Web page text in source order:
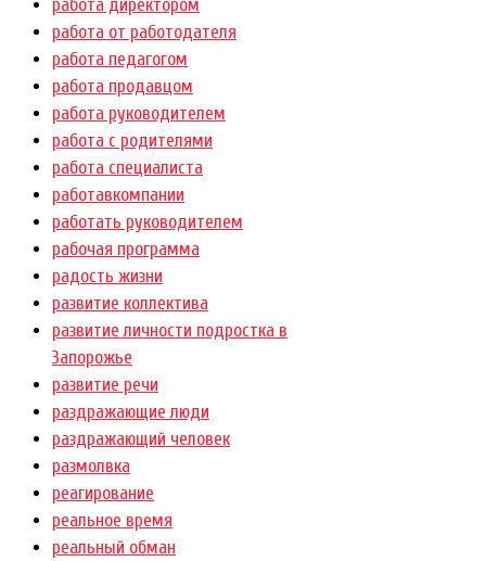
работа директором
работа от работодателя
работа педагогом
работа продавцом
работа руководителем
работа с родителями
работа специалиста
работавкомпании
работать руководителем
рабочая программа
радость жизни
развитие коллектива
развитие личности подростка в
Запорожье
развитие речи
раздражающие люди
раздражающий человек
размолвка
реагирование
реальное время
реальный обман